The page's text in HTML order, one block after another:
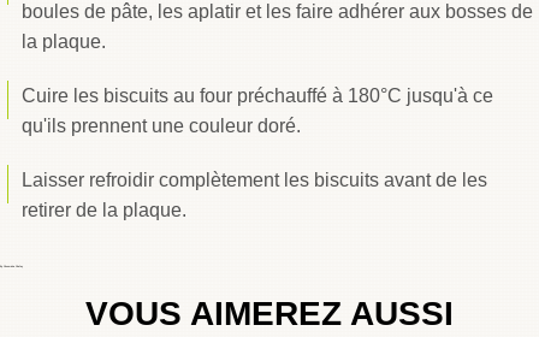
boules de pâte, les aplatir et les faire adhérer aux bosses de
la plaque.
Cuire les biscuits au four préchauffé à 180°C jusqu'à ce
qu'ils prennent une couleur doré.
Laisser refroidir complètement les biscuits avant de les
retirer de la plaque.
VOUS AIMEREZ AUSSI